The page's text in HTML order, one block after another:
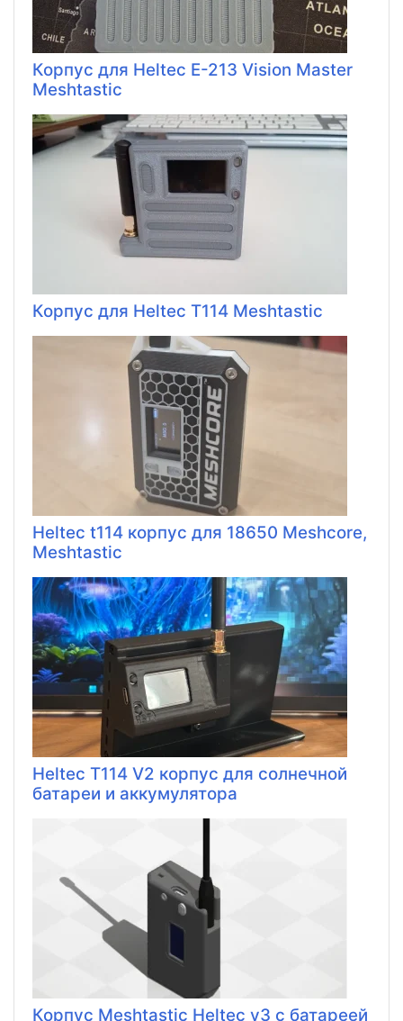
Корпус для Heltec E-213 Vision Master
Meshtastic
Корпус для Heltec T114 Meshtastic
Heltec t114 корпус для 18650 Meshcore,
Meshtastic
Heltec T114 V2 корпус для солнечной
батареи и аккумулятора
Корпус Meshtastic Heltec v3 с батареей